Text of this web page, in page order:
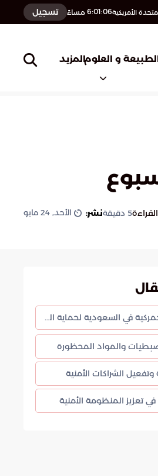
الأمريكية6:01:07 مساءً تسجيل
و العلومالمزيد
5 دقيقةنشر: الأحد, 24 مايو
جهود الرقابة الجمركية في السعودية لحماية المجتمع والاقتصاد
والمواد المحظورة
وتفعيل الشراكات الأمنية
تعزيز المنظومة الأمنية